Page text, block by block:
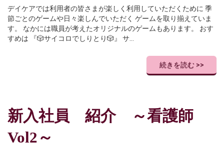
デイケアでは利用者の皆さまが楽しく利用していただくために 季
節ごとのゲームや日々楽しんでいただく ゲームを取り揃えていま
す。 なかには職員が考えたオリジナルのゲームもあります。 おす
すめは 『🎲サイコロでしりとり🎲』 サ…
続きを読む >>
新入社員 紹介 ～看護師
Vol2～